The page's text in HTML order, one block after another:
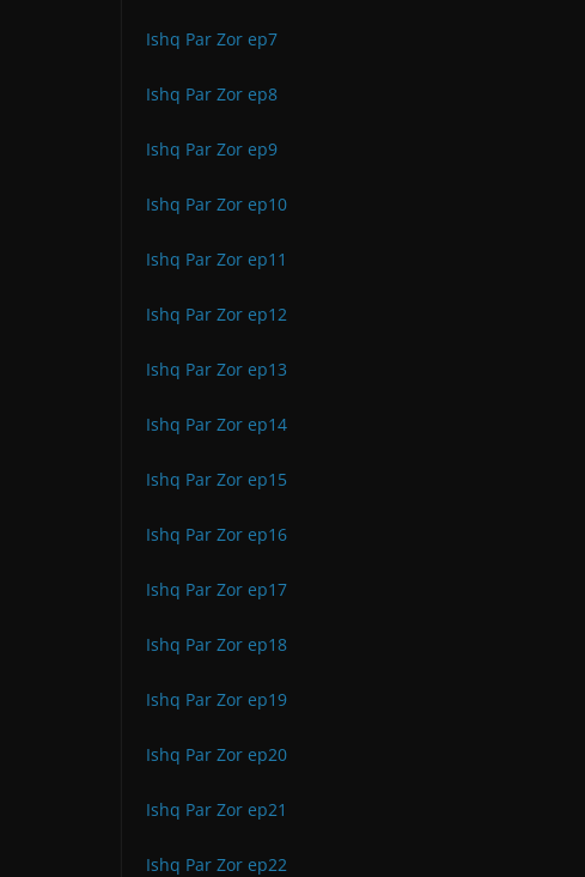
Ishq Par Zor ep7
Ishq Par Zor ep8
Ishq Par Zor ep9
Ishq Par Zor ep10
Ishq Par Zor ep11
Ishq Par Zor ep12
Ishq Par Zor ep13
Ishq Par Zor ep14
Ishq Par Zor ep15
Ishq Par Zor ep16
Ishq Par Zor ep17
Ishq Par Zor ep18
Ishq Par Zor ep19
Ishq Par Zor ep20
Ishq Par Zor ep21
Ishq Par Zor ep22